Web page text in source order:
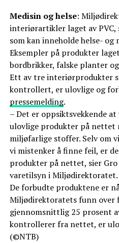
Medisin og helse:
interiørartikler laget av
som kan inneholde helse- og
Eksempler på produkter
bordbrikker, falske planter
Ett av tre interiørprodukter
kontrollert, er ulovlige og
pressemelding.
– Det er oppsiktsvekkende at
ulovlige produkter på nettet
miljøfarlige stoffer. Selv om
vi mistenker å finne feil, er
produkter på nettet, sier
varetilsyn i Miljødirektoratet.
De forbudte produktene er
Miljødirektoratets funn over
gjennomsnittlig 25 prosent
kontrollerer fra nettet, er
(©NTB)